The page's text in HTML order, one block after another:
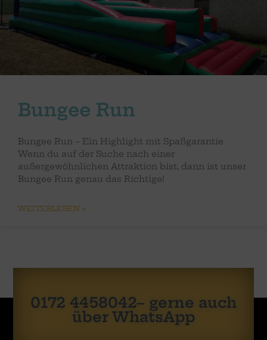
Bungee Run
Bungee Run – Ein Highlight mit Spaßgarantie
Wenn du auf der Suche nach einer
außergewöhnlichen Attraktion bist, dann ist unser
Bungee Run genau das Richtige!
WEITERLESEN »
0172 4458042– gerne auch
über WhatsApp